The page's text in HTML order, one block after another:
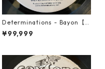
Determinations - Bayon【7-
21865】
¥99,999